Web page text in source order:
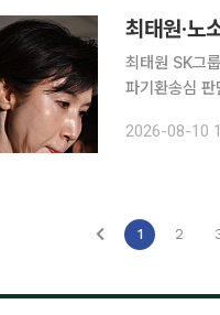
최태원·노
최태원 SK그
파기환송심
다. 재상고는
2026-08-10
1 2